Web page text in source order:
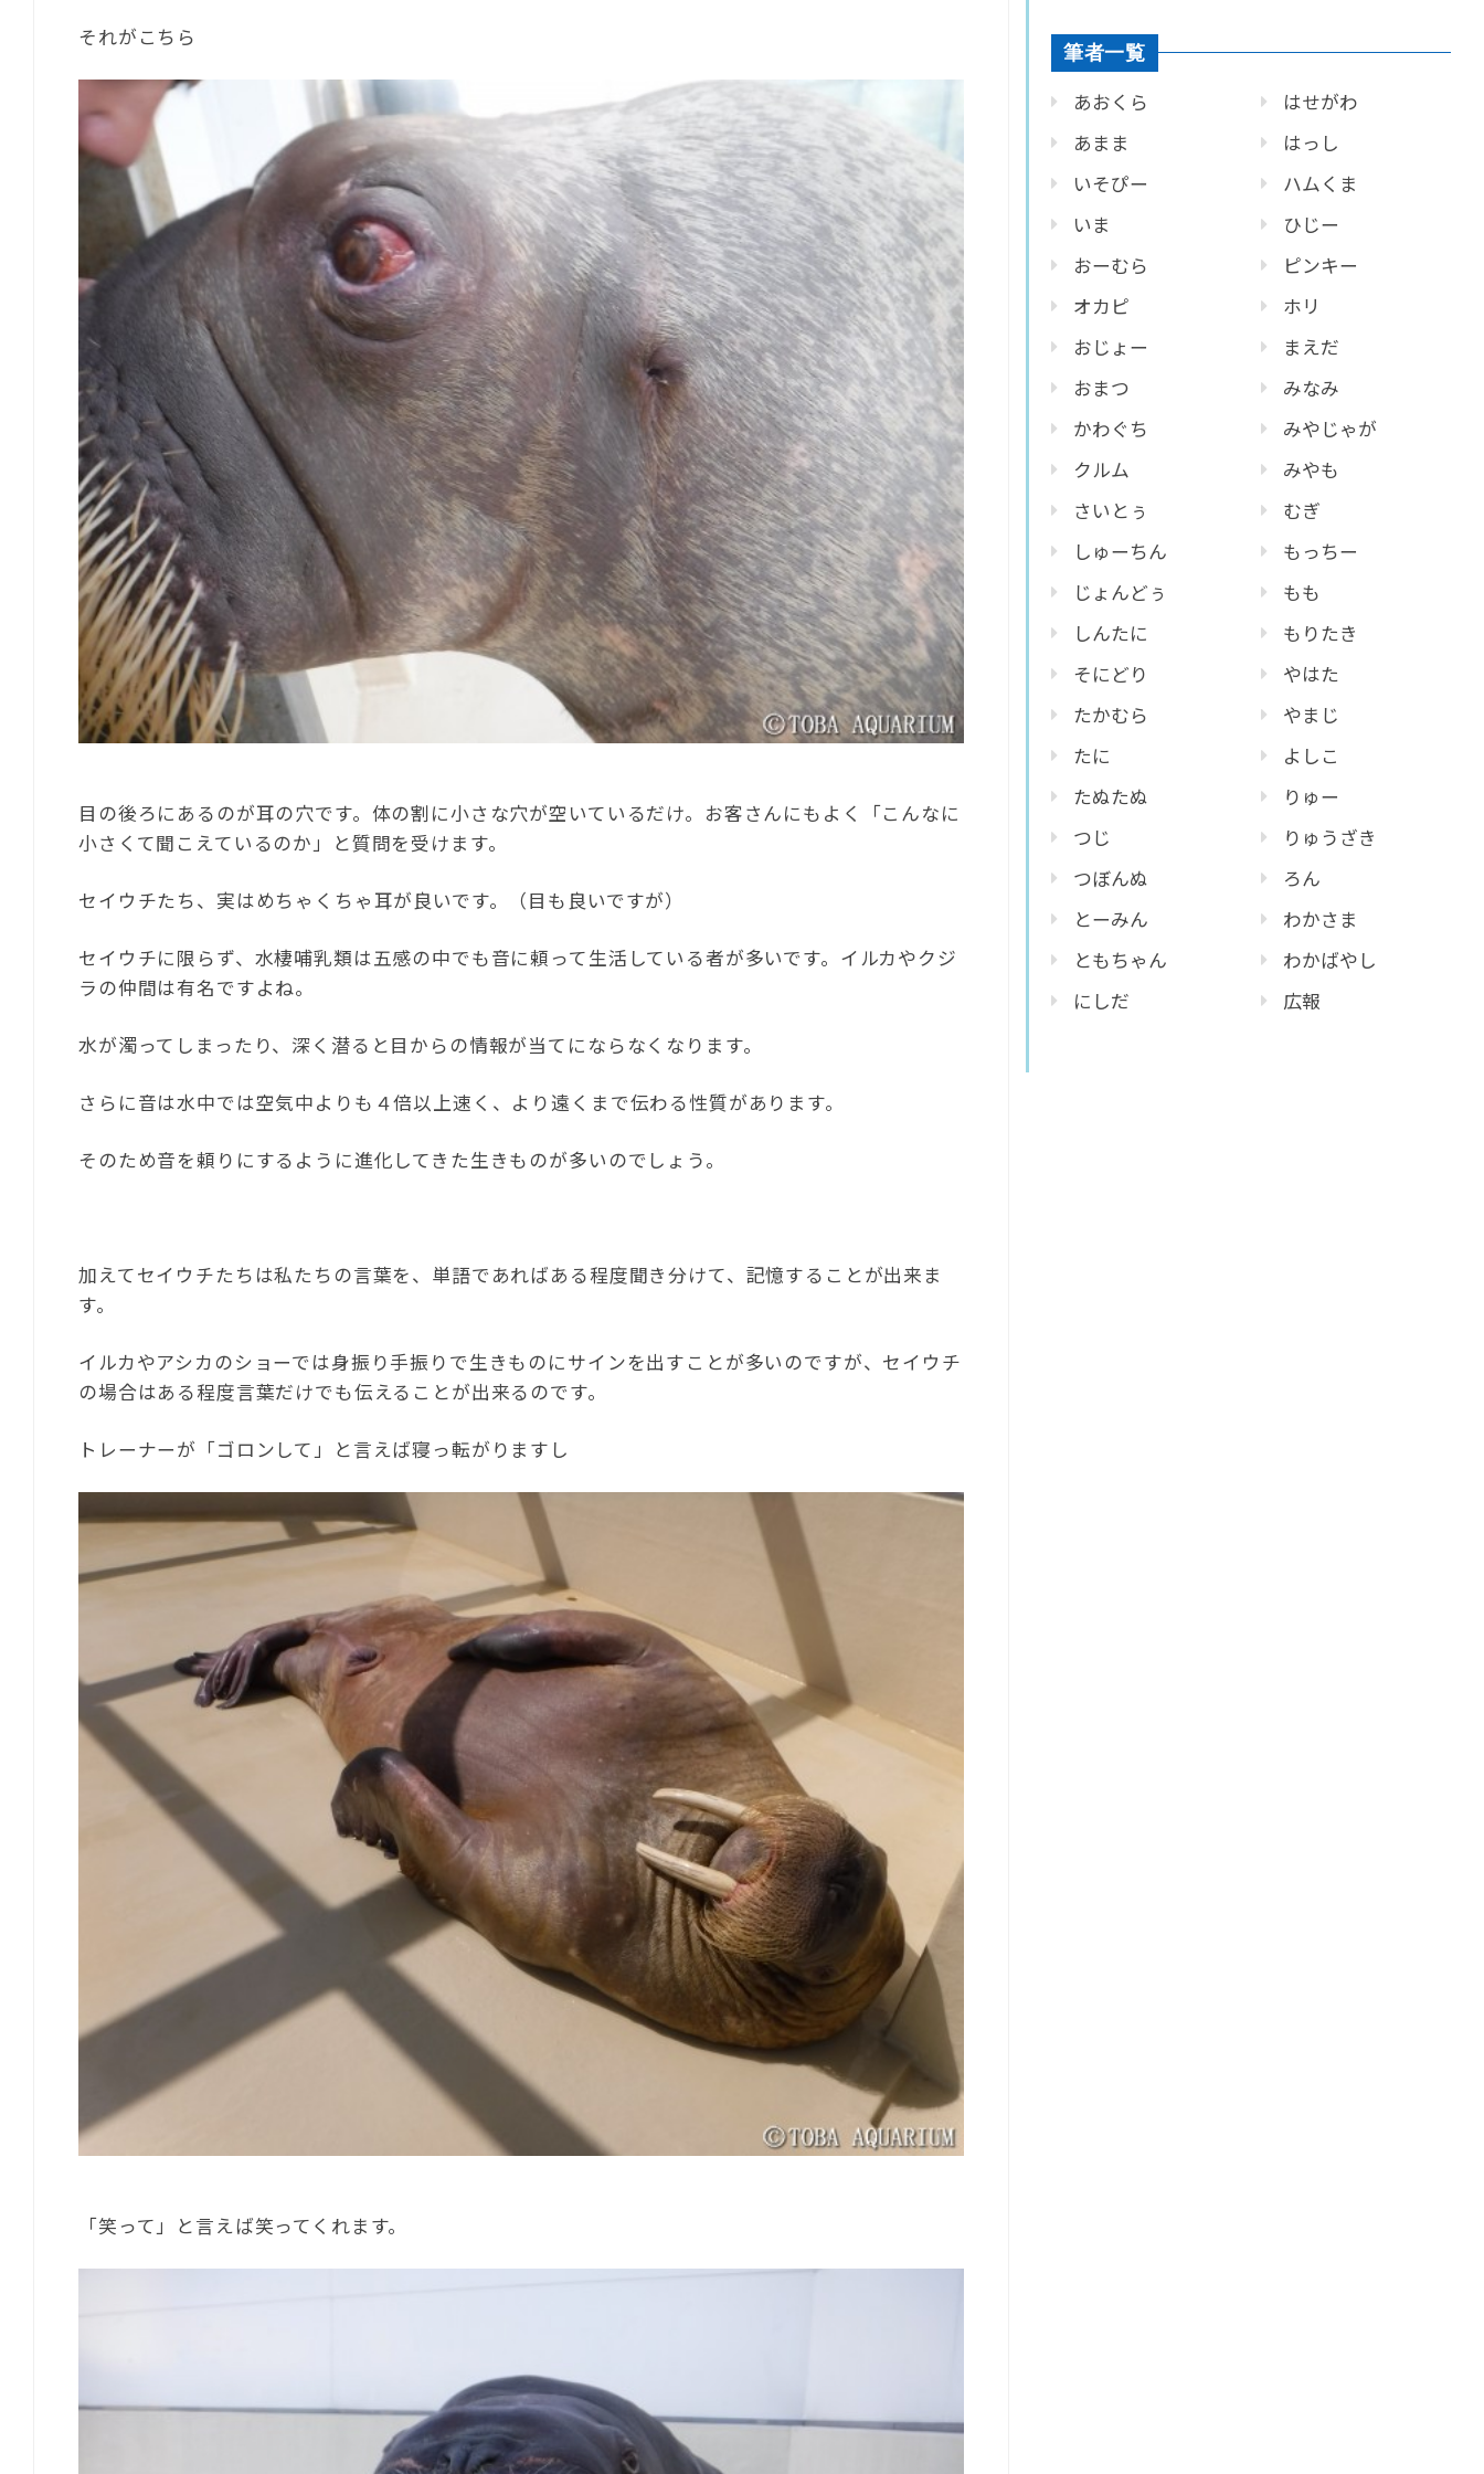
それがこちら
目の後ろにあるのが耳の穴です。体の割に小さな穴が空いているだけ。お客さんにもよく「こんなに
小さくて聞こえているのか」と質問を受けます。
セイウチたち、実はめちゃくちゃ耳が良いです。（目も良いですが）
セイウチに限らず、水棲哺乳類は五感の中でも音に頼って生活している者が多いです。イルカやクジ
ラの仲間は有名ですよね。
水が濁ってしまったり、深く潜ると目からの情報が当てにならなくなります。
さらに音は水中では空気中よりも４倍以上速く、より遠くまで伝わる性質があります。
そのため音を頼りにするように進化してきた生きものが多いのでしょう。
加えてセイウチたちは私たちの言葉を、単語であればある程度聞き分けて、記憶することが出来ま
す。
イルカやアシカのショーでは身振り手振りで生きものにサインを出すことが多いのですが、セイウチ
の場合はある程度言葉だけでも伝えることが出来るのです。
トレーナーが「ゴロンして」と言えば寝っ転がりますし
「笑って」と言えば笑ってくれます。
筆者一覧
あおくら
あまま
いそぴー
いま
おーむら
オカピ
おじょー
おまつ
かわぐち
クルム
さいとぅ
しゅーちん
じょんどぅ
しんたに
そにどり
たかむら
たに
たぬたぬ
つじ
つぼんぬ
とーみん
ともちゃん
にしだ
はせがわ
はっし
ハムくま
ひじー
ピンキー
ホリ
まえだ
みなみ
みやじゃが
みやも
むぎ
もっちー
もも
もりたき
やはた
やまじ
よしこ
りゅー
りゅうざき
ろん
わかさま
わかばやし
広報